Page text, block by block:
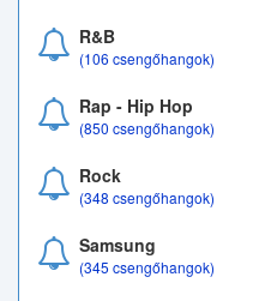
R&B
(106 csengőhangok)
Rap - Hip Hop
(850 csengőhangok)
Rock
(348 csengőhangok)
Samsung
(345 csengőhangok)